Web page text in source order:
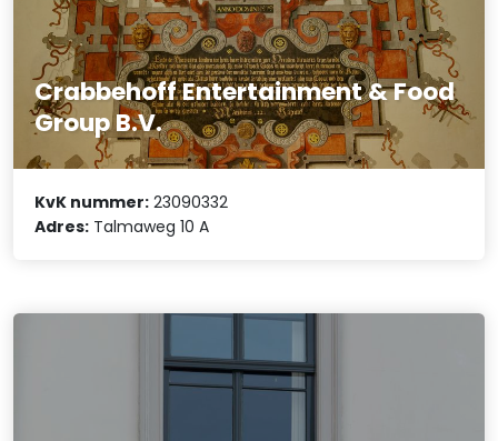
Crabbehoff Entertainment & Food
Group B.V.
KvK nummer: 23090332
Adres: Talmaweg 10 A